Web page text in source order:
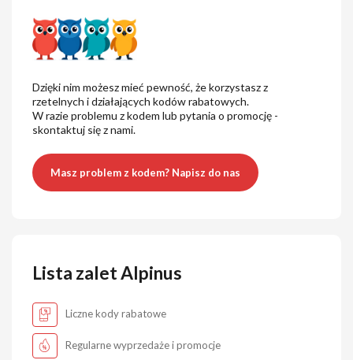
Dzięki nim możesz mieć pewność, że korzystasz z
rzetelnych i działających kodów rabatowych.
W razie problemu z kodem lub pytania o promocję -
skontaktuj się z nami.
Masz problem z kodem? Napisz do nas
Lista zalet Alpinus
Liczne kody rabatowe
Regularne wyprzedaże i promocje